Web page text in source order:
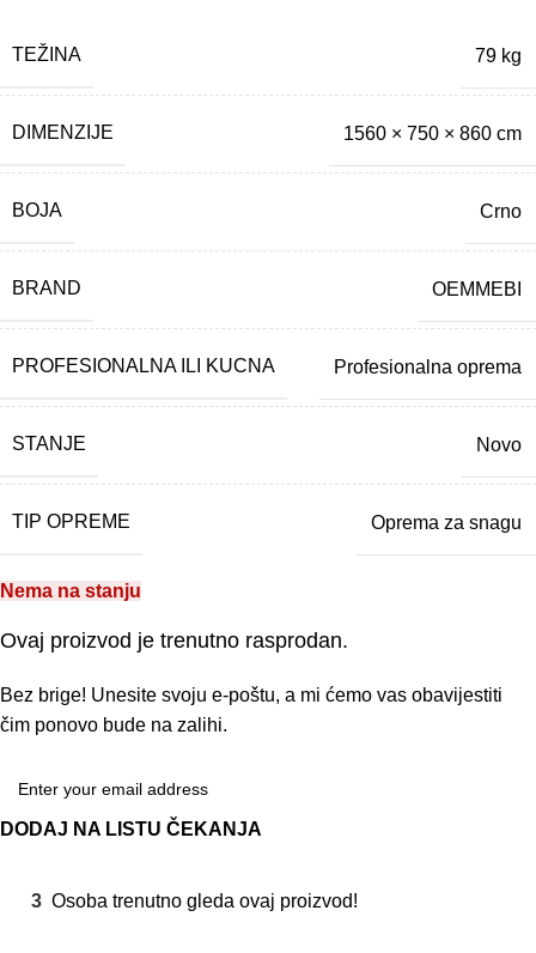
TEŽINA 79 kg
DIMENZIJE 1560 × 750 × 860 cm
BOJA Crno
BRAND OEMMEBI
PROFESIONALNA ILI KUCNA Profesionalna oprema
STANJE Novo
TIP OPREME Oprema za snagu
Nema na stanju
Ovaj proizvod je trenutno rasprodan.
Bez brige! Unesite svoju e-poštu, a mi ćemo vas obavijestiti
čim ponovo bude na zalihi.
DODAJ NA LISTU ČEKANJA
3 Osoba trenutno gleda ovaj proizvod!